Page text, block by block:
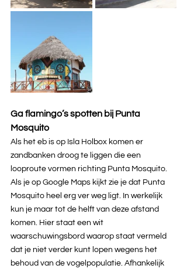
Ga flamingo’s spotten bij Punta
Mosquito
Als het eb is op Isla Holbox komen er
zandbanken droog te liggen die een
looproute vormen richting Punta Mosquito.
Als je op Google Maps kijkt zie je dat Punta
Mosquito heel erg ver weg ligt. In werkelijk
kun je maar tot de helft van deze afstand
komen. Hier staat een wit
waarschuwingsbord waarop staat vermeld
dat je niet verder kunt lopen wegens het
behoud van de vogelpopulatie. Afhankelijk